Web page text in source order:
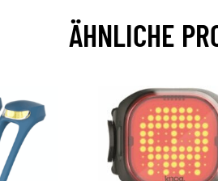
ÄHNLICHE